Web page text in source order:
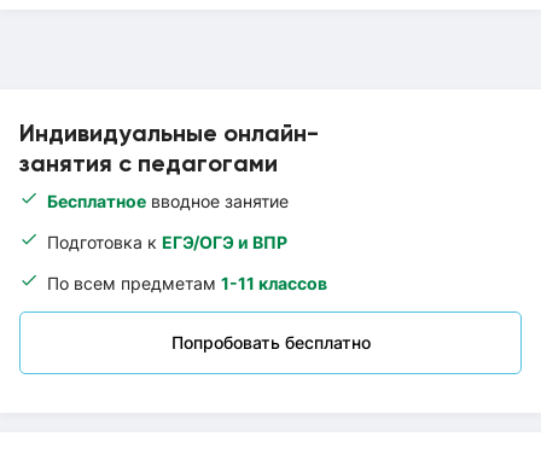
Индивидуальные онлайн-
занятия с педагогами
Бесплатное вводное занятие
Подготовка к ЕГЭ/ОГЭ и ВПР
По всем предметам 1-11 классов
Попробовать бесплатно